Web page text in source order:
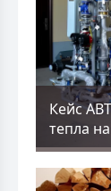
Кейс
тепла